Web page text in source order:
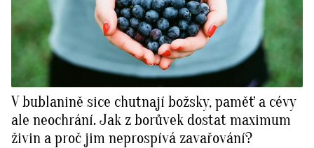
V bublanině sice chutnají božsky, paměť a cévy
ale neochrání. Jak z borůvek dostat maximum
živin a proč jim neprospívá zavařování?